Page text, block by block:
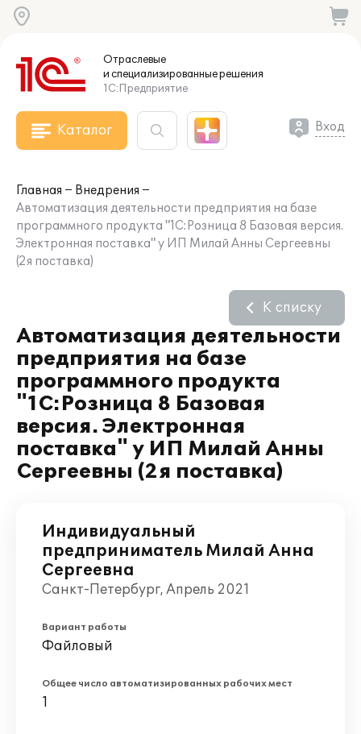
Отраслевые
и специализированныерешения
1С:Предприятие
Каталог Вход
Главная
Внедрения
Автоматизация деятельности предприятия на базе
программного продукта "1С:Розница 8 Базовая версия.
Электронная поставка" у ИП Милай Анны Сергеевны
(2я поставка)
Автоматизация деятельности
предприятия на базе
программного продукта
"1С:Розница 8 Базовая
версия. Электронная
поставка" у ИП Милай Анны
Сергеевны (2я поставка)
К списку
Индивидуальный
предприниматель Милай Анна
Сергеевна
Санкт-Петербург, Апрель 2021
Вариант работы
Файловый
Общее число автоматизированных рабочих мест
1